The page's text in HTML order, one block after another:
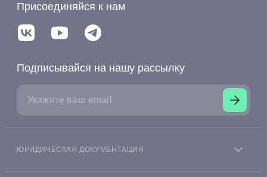
ЮРИДИЧЕСКАЯ ДОКУМЕНТАЦИЯ
Подписывайся на нашу рассылку
Присоединяйся к нам